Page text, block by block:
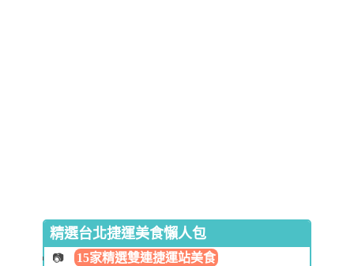
精選台北捷運美食懶人包
15家精選雙連捷運站美食